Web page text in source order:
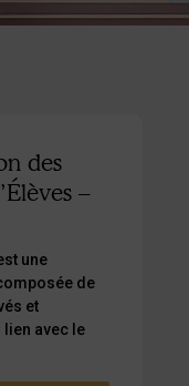
des
–
une
de
et
lien avec le